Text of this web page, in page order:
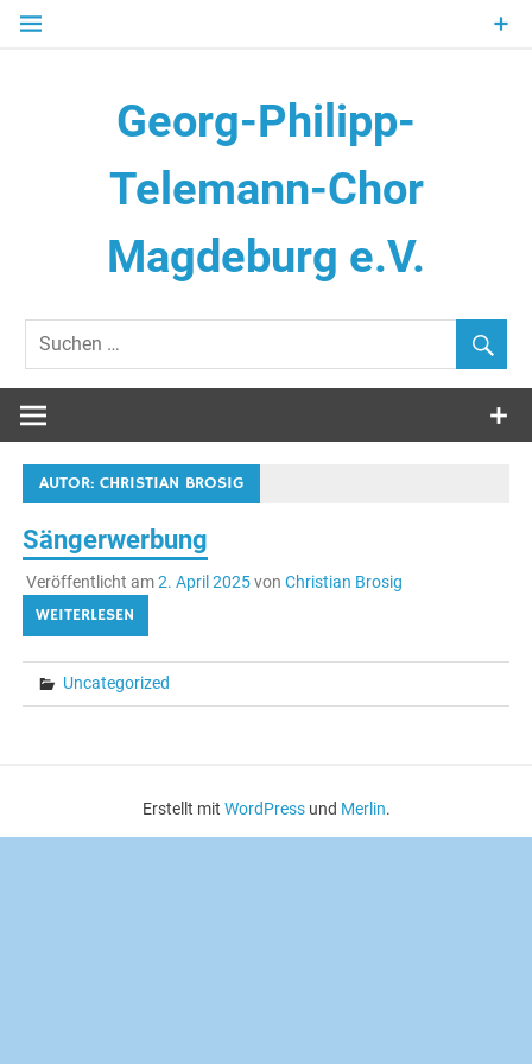
Zum
Georg-Philipp-
Telemann-Chor
Magdeburg e.V.
AUTOR:CHRISTIAN BROSIG
Sängerwerbung
Veröffentlicht am2. April 2025von Christian Brosig
WEITERLESEN
Uncategorized
Erstellt mit WordPressund Merlin.